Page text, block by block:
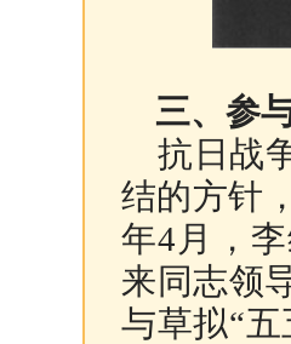
三、参
抗日战
结的方针
年4月，
来同志领
与草拟“